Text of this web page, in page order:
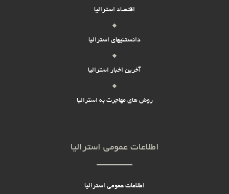
اقتصاد استرالیا
دانستنیهای استرالیا
آخرین اخبار استرالیا
روش های مهاجرت به استرالیا
اطلاعات عمومی استرالیا
اطلاعات عمومی استرالیا